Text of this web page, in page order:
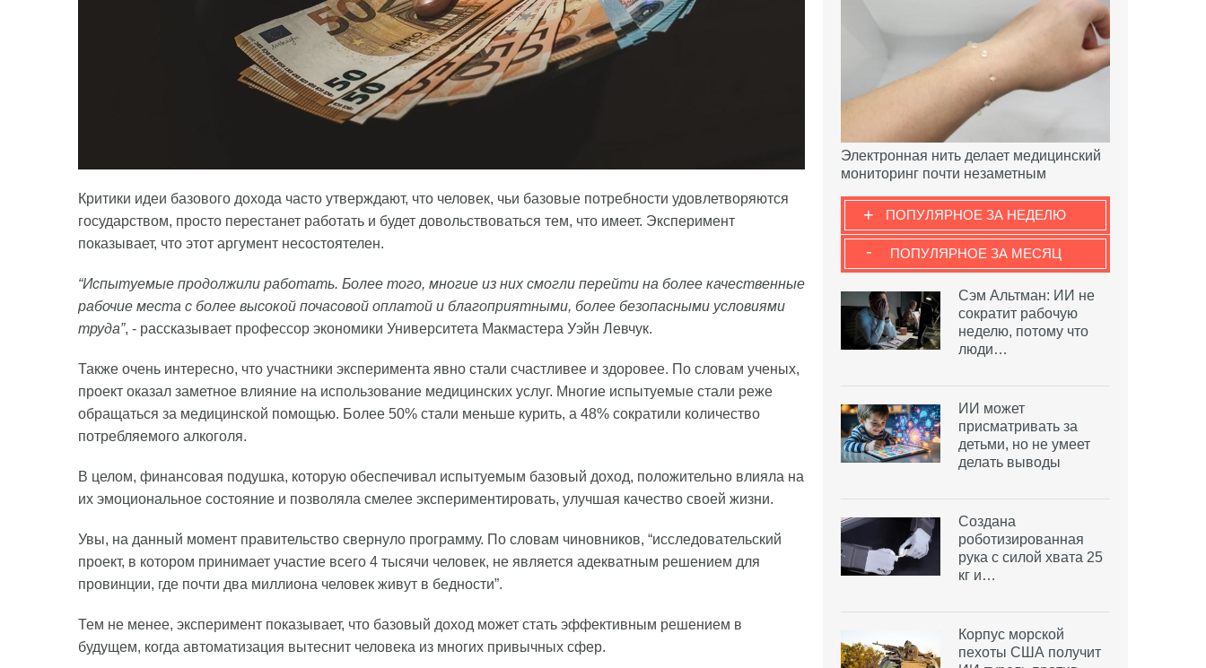
Критики идеи базового дохода часто утверждают, что человек, чьи базовые потребности удовлетворяются
государством, просто перестанет работать и будет довольствоваться тем, что имеет. Эксперимент
показывает, что этот аргумент несостоятелен.
“Испытуемые продолжили работать. Более того, многие из них смогли перейти на более качественные
рабочие места с более высокой почасовой оплатой и благоприятными, более безопасными условиями
труда”, - рассказывает профессор экономики Университета Макмастера Уэйн Левчук.
Также очень интересно, что участники эксперимента явно стали счастливее и здоровее. По словам ученых,
проект оказал заметное влияние на использование медицинских услуг. Многие испытуемые стали реже
обращаться за медицинской помощью. Более 50% стали меньше курить, а 48% сократили количество
потребляемого алкоголя.
В целом, финансовая подушка, которую обеспечивал испытуемым базовый доход, положительно влияла на
их эмоциональное состояние и позволяла смелее экспериментировать, улучшая качество своей жизни.
Увы, на данный момент правительство свернуло программу. По словам чиновников, “исследовательский
проект, в котором принимает участие всего 4 тысячи человек, не является адекватным решением для
провинции, где почти два миллиона человек живут в бедности”.
Тем не менее, эксперимент показывает, что базовый доход может стать эффективным решением в
будущем, когда автоматизация вытеснит человека из многих привычных сфер.
Электронная нить делает медицинский
мониторинг почти незаметным
ПОПУЛЯРНОЕ ЗА НЕДЕЛЮ
+
ПОПУЛЯРНОЕ ЗА МЕСЯЦ
-
Сэм Альтман: ИИ не
сократит рабочую
неделю, потому что
люди…
ИИ может
присматривать за
детьми, но не умеет
делать выводы
Создана
роботизированная
рука с силой хвата 25
кг и…
Корпус морской
пехоты США получит